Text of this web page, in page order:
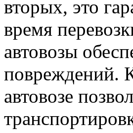
вторых, это
время
автовозы
повреждений.
автовозе